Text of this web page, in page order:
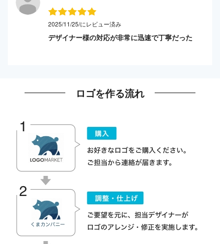
2025/11/25/にレビュー済み
デザイナー様の対応が非常に迅速で丁寧だった
ロゴを作る流れ